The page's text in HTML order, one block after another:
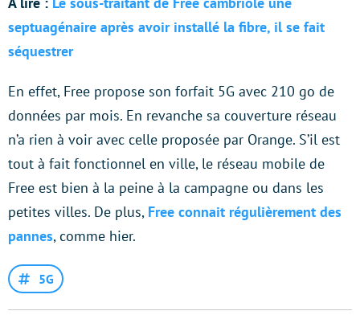
septuagénaire après avoir installé la fibre, il se fait
séquestrer
En effet, Free propose son forfait 5G avec 210 go de
données par mois. En revanche sa couverture réseau
n’a rien à voir avec celle proposée par Orange. S’il est
tout à fait fonctionnel en ville, le réseau mobile de
Free est bien à la peine à la campagne ou dans les
petites villes. De plus, Free connait régulièrement des
pannes, comme hier.
5G